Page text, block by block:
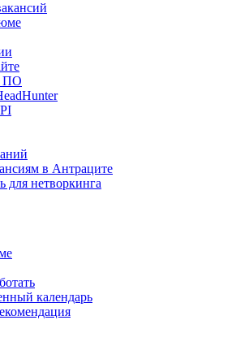
ПО
в Антраците
для нетворкинга
календарь